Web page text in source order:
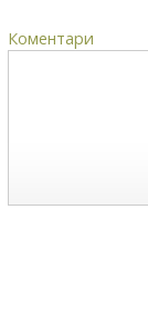
Коментари